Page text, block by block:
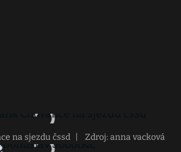
na sjezdu čssd Zdroj: anna vacková